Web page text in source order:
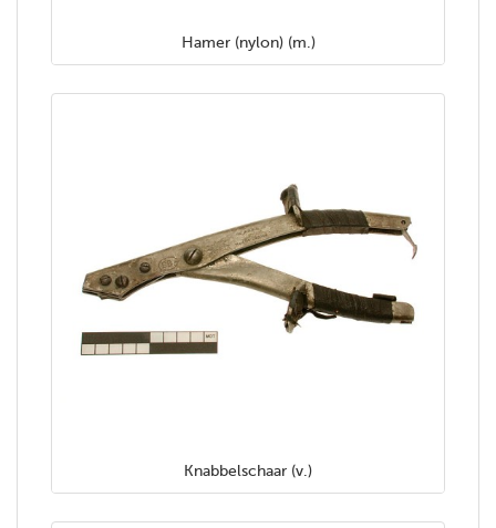
Hamer (nylon) (m.)
Knabbelschaar (v.)